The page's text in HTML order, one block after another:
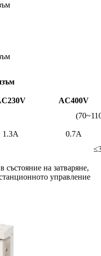
AC400V
1.3А
0.7А
състояние на затваряне,
управление